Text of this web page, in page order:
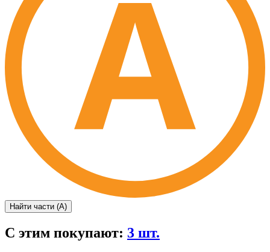
Найти части (А)
С этим покупают: 3 шт.